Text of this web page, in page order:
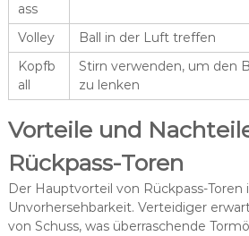
ass
Volley Ball in der Luft treffen
Kopfb
all
Stirn verwenden, um den
zu lenken
Vorteile und
Rückpass-Toren
Der Hauptvorteil von Rückpass-Toren
Unvorhersehbarkeit. Verteidiger
von Schuss, was überraschende